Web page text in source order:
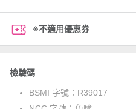
※不適用優惠券
檢驗碼
BSMI 字號： R39017